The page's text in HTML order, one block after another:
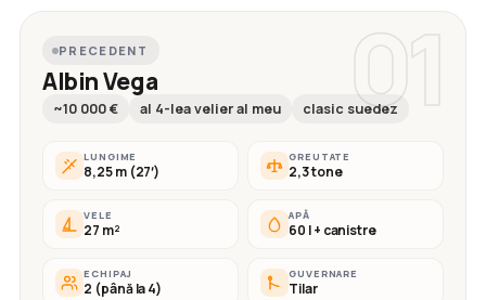
01
PRECEDENT
Albin Vega
~10 000 € al 4-lea velier al meu clasic suedez
LUNGIME
8,25 m (27′)
GREUTATE
2,3 tone
VELE
27 m²
APĂ
60 l + canistre
ECHIPAJ
2 (până la 4)
GUVERNARE
Tilar